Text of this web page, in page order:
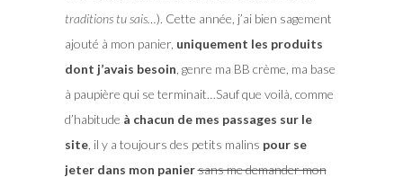
traditions tu sais…). Cette année, j’ai bien sagement
ajouté à mon panier, uniquement les produits
dont j’avais besoin , genre ma BB crème, ma base
à paupière qui se terminait…Sauf que voilà, comme
d’habitude à chacun de mes passages sur le
site, il y a toujours des petits malins pour se
jeter dans mon paniersans me demander mon